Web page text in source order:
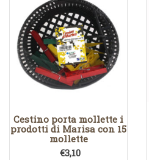
Cestino porta mollette i
prodotti di Marisa con 15
mollette
€3,10